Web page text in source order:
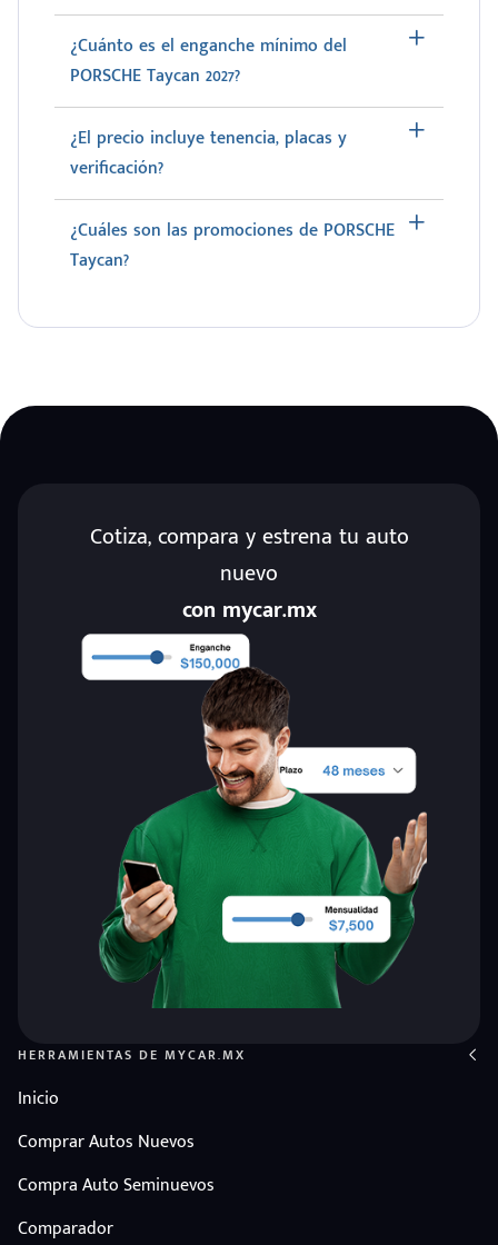
¿Cuánto es el enganche mínimo del
PORSCHE Taycan 2027?
¿El precio incluye tenencia, placas y
verificación?
¿Cuáles son las promociones de PORSCHE
Taycan?
Cotiza, compara y estrena tu auto
nuevo
con mycar.mx
HERRAMIENTAS DE MYCAR.MX
Inicio
Comprar Autos Nuevos
Compra Auto Seminuevos
Comparador